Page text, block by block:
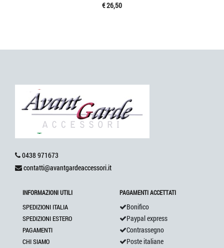
€ 26,50
0438 971673
contatti@avantgardeaccessori.it
INFORMAZIONI UTILI
SPEDIZIONI ITALIA
SPEDIZIONI ESTERO
PAGAMENTI
CHI SIAMO
PAGAMENTI ACCETTATI
Bonifico
Paypal express
Contrassegno
Poste italiane